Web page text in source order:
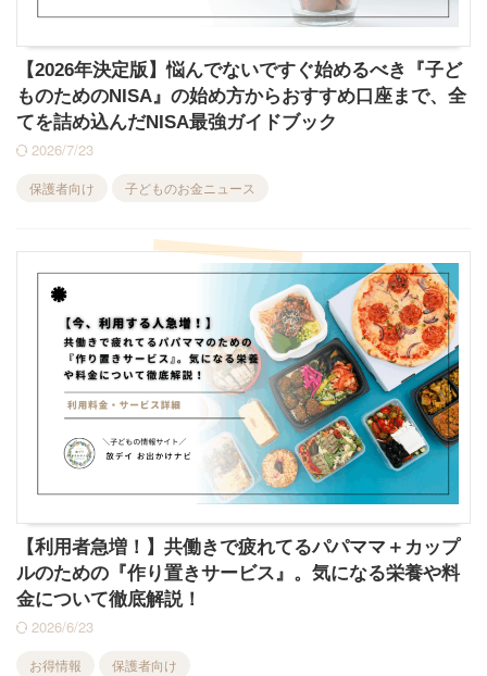
【2026年決定版】悩んでないですぐ始めるべき『子ど
ものためのNISA』の始め方からおすすめ口座まで、全
てを詰め込んだNISA最強ガイドブック
2026/7/23
保護者向け 子どものお金ニュース
【利用者急増！】共働きで疲れてるパパママ＋カップ
ルのための『作り置きサービス』。気になる栄養や料
金について徹底解説！
2026/6/23
お得情報 保護者向け